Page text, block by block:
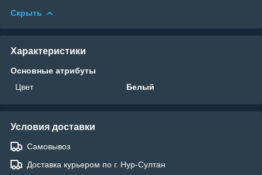
Скрыть
Характеристики
Основные атрибуты
Цвет
Белый
Условия доставки
Самовывоз
Доставка курьером по г. Нур-Султан